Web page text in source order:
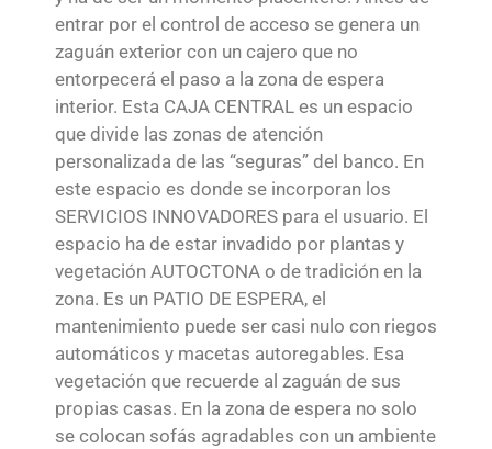
entrar por el control de acceso se genera un
zaguán exterior con un cajero que no
entorpecerá el paso a la zona de espera
interior. Esta CAJA CENTRAL es un espacio
que divide las zonas de atención
personalizada de las “seguras” del banco. En
este espacio es donde se incorporan los
SERVICIOS INNOVADORES para el usuario. El
espacio ha de estar invadido por plantas y
vegetación AUTOCTONA o de tradición en la
zona. Es un PATIO DE ESPERA, el
mantenimiento puede ser casi nulo con riegos
automáticos y macetas autoregables. Esa
vegetación que recuerde al zaguán de sus
propias casas. En la zona de espera no solo
se colocan sofás agradables con un ambiente